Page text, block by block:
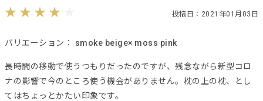
投稿日：2021年01月03日
バリエーション： smoke beige× moss pink
長時間の移動で使うつもりだったのですが、残念ながら新型コロ
ナの影響で今のところ使う機会がありません。枕の上の枕、とし
てはちょっとかたい印象です。